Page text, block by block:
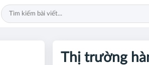
Thị trường